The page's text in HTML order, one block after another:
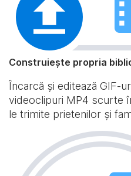
Construiește propria
Încarcă și editează GIF-
videoclipuri MP4 scurte
le trimite prietenilor și